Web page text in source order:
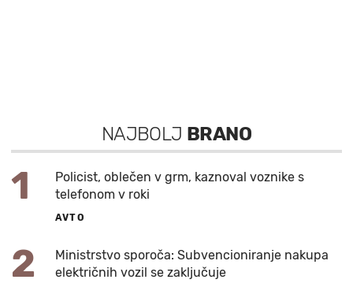
NAJBOLJ BRANO
1
Policist, oblečen v grm, kaznoval voznike s
telefonom v roki
AVTO
2
Ministrstvo sporoča: Subvencioniranje nakupa
električnih vozil se zaključuje